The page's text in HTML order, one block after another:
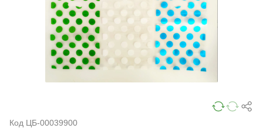
Код ЦБ-00039900